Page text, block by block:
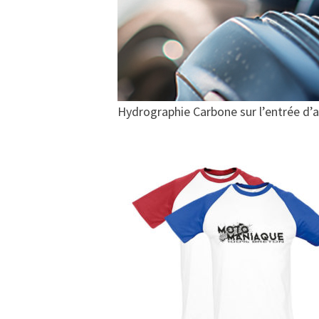
Hydrographie Carbone sur l’entrée